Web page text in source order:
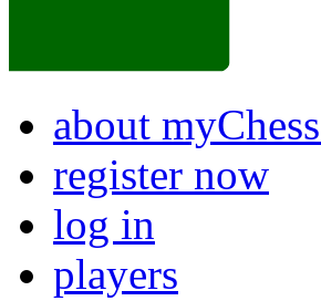
about
register now
log in
players